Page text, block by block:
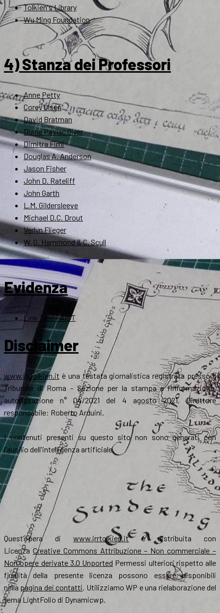
Tolkien's Library
Wu Ming Foundation
4) Stanza dei Professori
Anne Petty
Corey Olsen
David Bratman
Diana Pavlac Glyer
Dimitra Fimi
Douglas A. Anderson
Jason Fisher
John D. Rateliff
John Garth
L.M. Gildersleeve
Michael D.C. Drout
Verlyn Flieger
W. G. Hammond & C. Scull
Evidenza
Link Tree – AIST
Disclaimer
www.jrrtolkien.it è una testata giornalistica registrata presso il
Tribunale di Roma - Sezione per la stampa e l’informazione,
autorizzazione n° 04/2021 del 4 agosto 2021. Direttore
responsabile: Roberto Arduini.
I contenuti presenti su questo sito non sono generati con
l'ausilio dell'intelligenza artificiale.
Quest’opera diwww.jrrtolkien.itè distribuita con
Licenza Creative Commons Attribuzione – Non commerciale –
Non opere derivate 3.0 Unported Permessi ulteriori rispetto alle
finalità della presente licenza possono essere disponibili
nella pagina dei contatti. Utilizziamo WP e una rielaborazione del
tema LightFolio di Dynamicwp.